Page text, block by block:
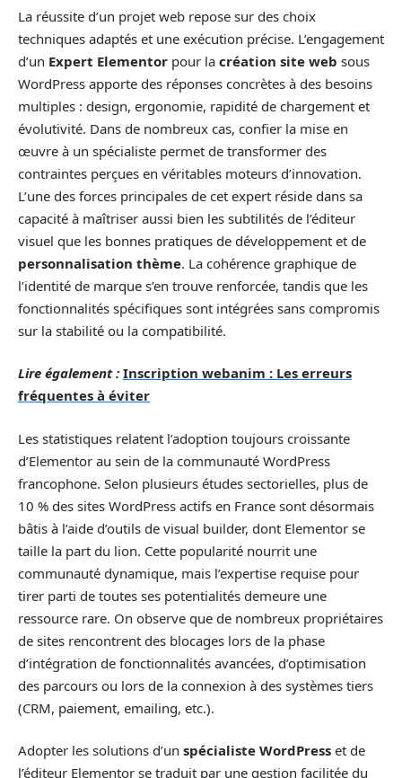
La réussite d’un projet web repose sur des choix
techniques adaptés et une exécution précise. L’engagement
d’un Expert Elementor pour la création site web sous
WordPress apporte des réponses concrètes à des besoins
multiples : design, ergonomie, rapidité de chargement et
évolutivité. Dans de nombreux cas, confier la mise en
œuvre à un spécialiste permet de transformer des
contraintes perçues en véritables moteurs d’innovation.
L’une des forces principales de cet expert réside dans sa
capacité à maîtriser aussi bien les subtilités de l’éditeur
visuel que les bonnes pratiques de développement et de
personnalisation thème. La cohérence graphique de
l’identité de marque s’en trouve renforcée, tandis que les
fonctionnalités spécifiques sont intégrées sans compromis
sur la stabilité ou la compatibilité.
Lire également : Inscription webanim : Les erreurs
fréquentes à éviter
Les statistiques relatent l’adoption toujours croissante
d’Elementor au sein de la communauté WordPress
francophone. Selon plusieurs études sectorielles, plus de
10 % des sites WordPress actifs en France sont désormais
bâtis à l’aide d’outils de visual builder, dont Elementor se
taille la part du lion. Cette popularité nourrit une
communauté dynamique, mais l’expertise requise pour
tirer parti de toutes ses potentialités demeure une
ressource rare. On observe que de nombreux propriétaires
de sites rencontrent des blocages lors de la phase
d’intégration de fonctionnalités avancées, d’optimisation
des parcours ou lors de la connexion à des systèmes tiers
(CRM, paiement, emailing, etc.).
Adopter les solutions d’un spécialiste WordPress et de
l’éditeur Elementor se traduit par une gestion facilitée du